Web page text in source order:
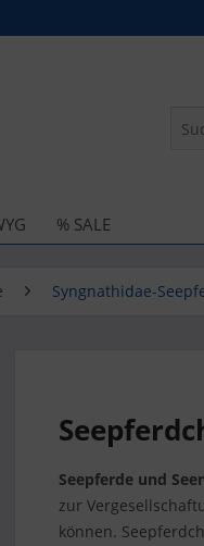
% SALE
Syngnathidae-
Seepferde und
zur
können.